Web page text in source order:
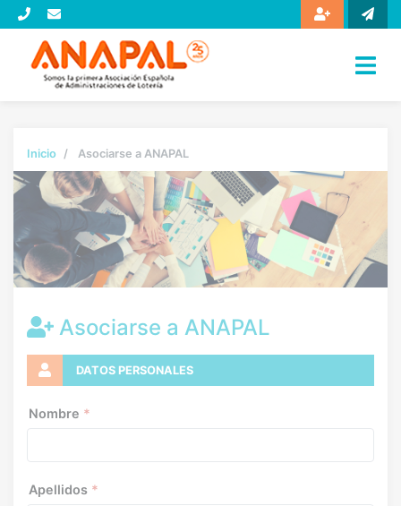
Inicio Asociarse a ANAPAL
Asociarse a ANAPAL
DATOS PERSONALES
Nombre *
Apellidos *